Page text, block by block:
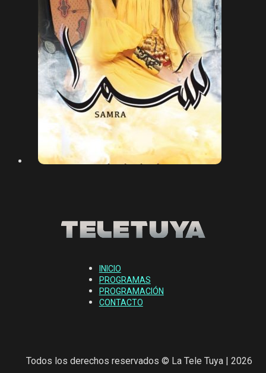
INICIO
PROGRAMAS
PROGRAMACIÓN
CONTACTO
Todos los derechos reservados © La Tele Tuya | 2026